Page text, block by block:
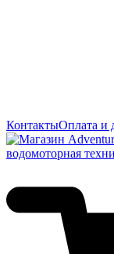
КонтактыОплата и